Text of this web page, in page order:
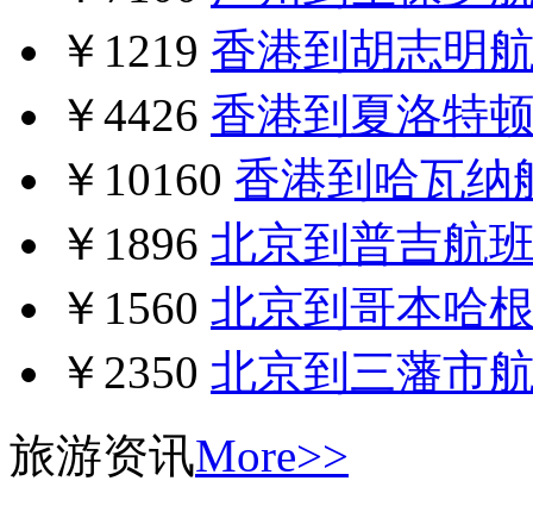
￥1219 香港到胡志明
￥4426 香港到夏洛特
￥10160 香港到哈瓦纳
￥1896 北京到普吉航
￥1560 北京到哥本哈
￥2350 北京到三藩市
旅游资讯More>>